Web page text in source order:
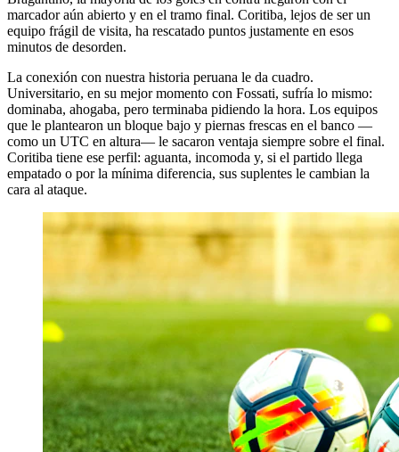
marcador aún abierto y en el tramo final. Coritiba, lejos de ser un
equipo frágil de visita, ha rescatado puntos justamente en esos
minutos de desorden.
La conexión con nuestra historia peruana le da cuadro.
Universitario, en su mejor momento con Fossati, sufría lo mismo:
dominaba, ahogaba, pero terminaba pidiendo la hora. Los equipos
que le plantearon un bloque bajo y piernas frescas en el banco —
como un UTC en altura— le sacaron ventaja siempre sobre el final.
Coritiba tiene ese perfil: aguanta, incomoda y, si el partido llega
empatado o por la mínima diferencia, sus suplentes le cambian la
cara al ataque.